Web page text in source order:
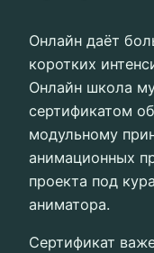
Онлайн даёт
коротких
Онлайн школа
сертификатом
модульному
анимационных
проекта под
аниматора.
Сертификат